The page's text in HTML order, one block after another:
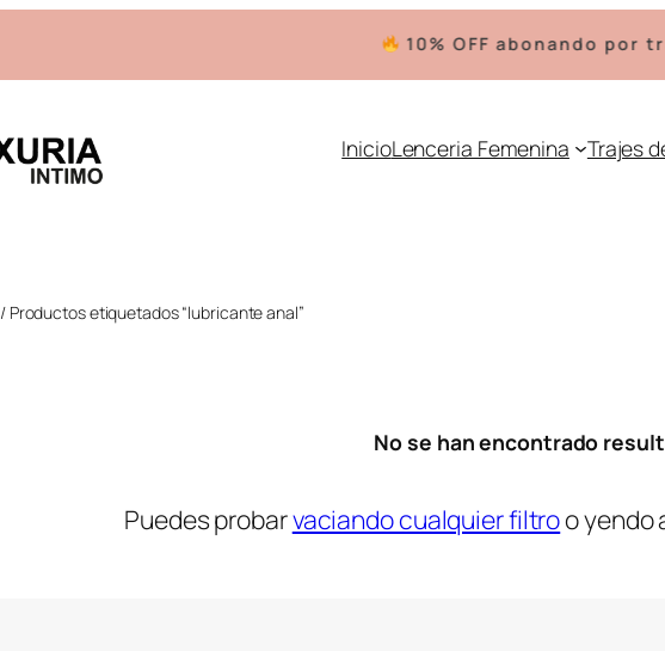
10% OFF abonando por
InicioLenceria Femenina Trajes
/ Productos etiquetados “lubricante anal”
No se han encontrado
Puedes probarvaciando cualquier filtroo yendo